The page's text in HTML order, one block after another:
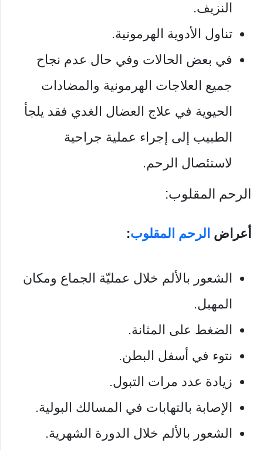
النزيف.
تناول الأدوية الهرمونية.
في بعض الحالات وفي حال عدم نجاح
جميع العلاجات الهرمونية والمضادات
الحيوية في علاج العضال الغدي فقد يلجأ
الطبيب إلى إجراء عملية جراحية
لاستئصال الرحم.
الرحم المقلوب:
أعراض الرحم المقلوب:
الشعور بالألم خلال عمليّة الجماع ومكان
المهبل.
الضغط على المثانة.
نتوء في أسفل البطن.
زيادة عدد مرات التبول.
الإصابة بالتهابات في المسالك البولية.
الشعور بالألم خلال الدورة الشهرية.